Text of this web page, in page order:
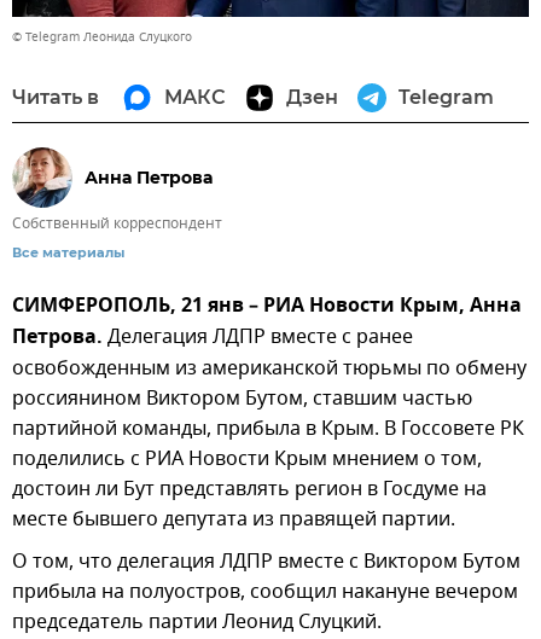
© Telegram Леонида Слуцкого
Читать в МАКС Дзен Telegram
Анна Петрова
Собственный корреспондент
Все материалы
СИМФЕРОПОЛЬ, 21 янв – РИА Новости Крым, Анна
Петрова. Делегация ЛДПР вместе с ранее
освобожденным из американской тюрьмы по обмену
россиянином Виктором Бутом, ставшим частью
партийной команды, прибыла в Крым. В Госсовете РК
поделились с РИА Новости Крым мнением о том,
достоин ли Бут представлять регион в Госдуме на
месте бывшего депутата из правящей партии.
О том, что делегация ЛДПР вместе с Виктором Бутом
прибыла на полуостров, сообщил накануне вечером
председатель партии Леонид Слуцкий.